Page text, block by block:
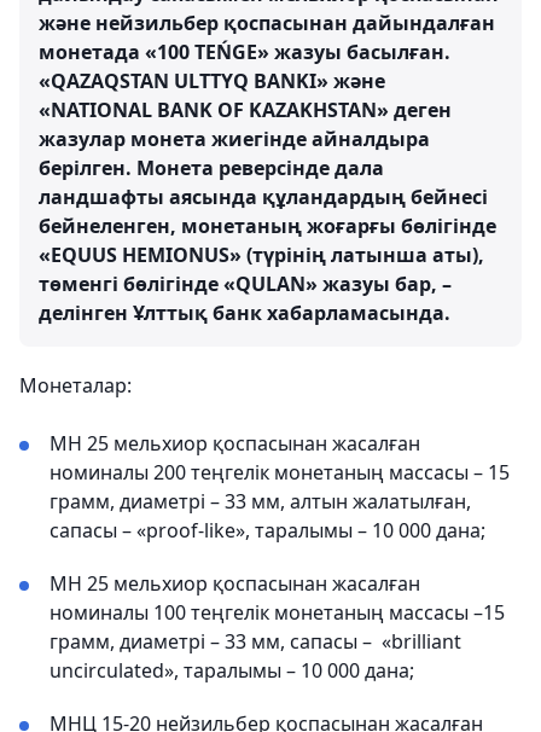
және нейзильбер қоспасынан дайындалған
монетада «100 TEŃGE» жазуы басылған.
«QAZAQSTAN ULTTYQ BANKI» және
«NATIONAL BANK OF KAZAKHSTAN» деген
жазулар монета жиегінде айналдыра
берілген. Монета реверсінде дала
ландшафты аясында құландардың бейнесі
бейнеленген, монетаның жоғарғы бөлігінде
«EQUUS HEMIONUS» (түрінің латынша аты),
төменгі бөлігінде «QULAN» жазуы бар, –
делінген Ұлттық банк хабарламасында.
Монеталар:
МН 25 мельхиор қоспасынан жасалған
номиналы 200 теңгелік монетаның массасы – 15
грамм, диаметрі – 33 мм, алтын жалатылған,
сапасы – «рrооf-like», таралымы – 10 000 дана;
МН 25 мельхиор қоспасынан жасалған
номиналы 100 теңгелік монетаның массасы –15
грамм, диаметрі – 33 мм, сапасы – «brilliant
uncirculated», таралымы – 10 000 дана;
МНЦ 15-20 нейзильбер қоспасынан жасалған